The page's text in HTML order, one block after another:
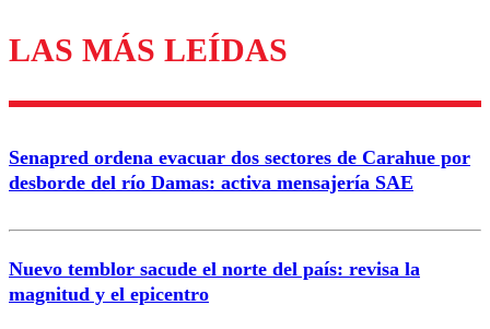
Los comentarios son moderados para garantizar un
diálogo respetuoso.
Correo
LAS MÁS LEÍDAS
Senapred ordena evacuar dos sectores de Carahue por
desborde del río Damas: activa mensajería SAE
Nuevo temblor sacude el norte del país: revisa la
magnitud y el epicentro